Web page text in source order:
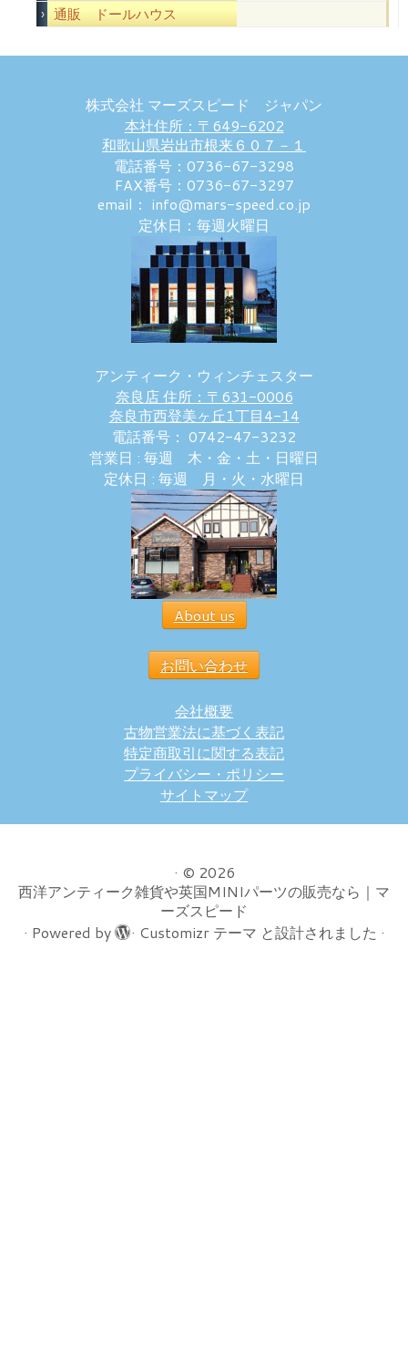
通販 ドールハウス
株式会社 マーズスピード ジャパン
本社住所：〒649-6202
和歌山県岩出市根来６０７－１
電話番号：0736-67-3298
FAX番号：0736-67-3297
email： info@mars-speed.co.jp
定休日：毎週火曜日
アンティーク・ウィンチェスター
奈良店 住所：〒631-0006
奈良市西登美ヶ丘1丁目4-14
電話番号： 0742-47-3232
営業日 : 毎週 木・金・土・日曜日
定休日 : 毎週 月・火・水曜日
About us
お問い合わせ
会社概要
古物営業法に基づく表記
特定商取引に関する表記
プライバシー・ポリシー
サイトマップ
· © 2026
西洋アンティーク雑貨や英国MINIパーツの販売なら｜マ
ーズスピード
· Powered by · Customizr テーマ と設計されました ·